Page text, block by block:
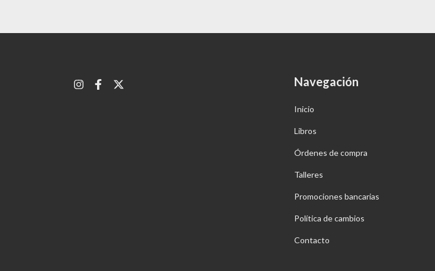
Navegación
Inicio
Libros
Órdenes de compra
Talleres
Promociones bancarias
Política de cambios
Contacto